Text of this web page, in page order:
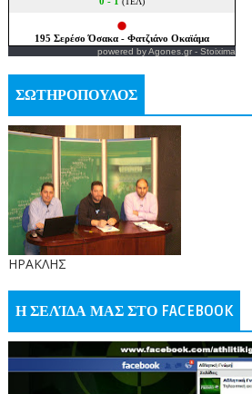
powered byAgones.gr- Stoixima
ΣΩΤΗΡΟΠΟΥΛΟΣ
ΗΡΑΚΛΗΣ
Η ΣΕΛΊΔΑ ΜΑΣ ΣΤΟ FACEBOOK